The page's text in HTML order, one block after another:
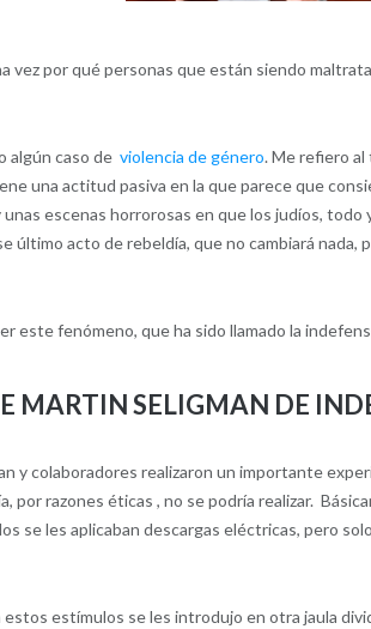
vez por qué personas que están siendo
algún caso de violencia de género. Me refiero
una actitud pasiva en la que parece que
escenas horrorosas en que los judíos,
último acto de rebeldía, que no cambiará
este fenómeno, que ha sido llamado la
MARTIN SELIGMAN DE
y colaboradores realizaron un importante
por razones éticas , no se podría realizar.
se les aplicaban descargas eléctricas, pero
estímulos se les introdujo en otra jaula